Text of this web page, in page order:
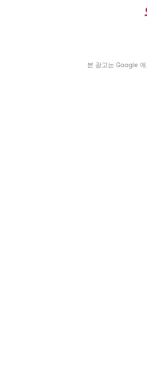
본 광고는 Google